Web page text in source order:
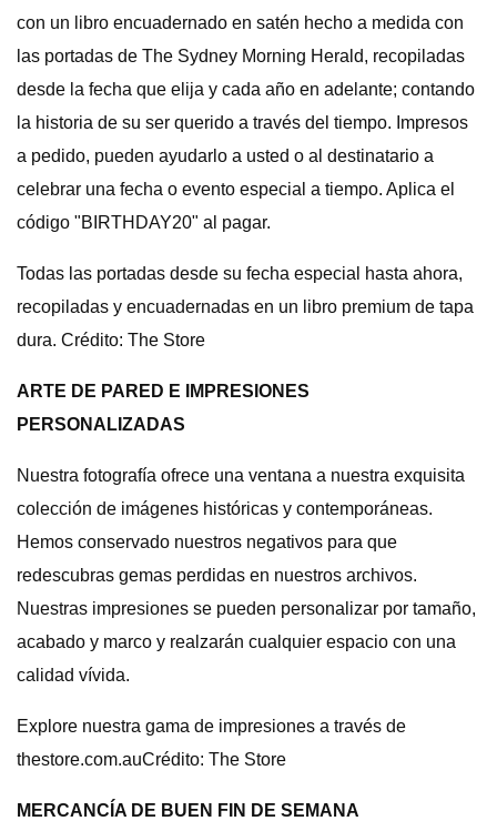
con un libro encuadernado en satén hecho a medida con
las portadas de The Sydney Morning Herald, recopiladas
desde la fecha que elija y cada año en adelante; contando
la historia de su ser querido a través del tiempo. Impresos
a pedido, pueden ayudarlo a usted o al destinatario a
celebrar una fecha o evento especial a tiempo. Aplica el
código "BIRTHDAY20" al pagar.
Todas las portadas desde su fecha especial hasta ahora,
recopiladas y encuadernadas en un libro premium de tapa
dura. Crédito: The Store
ARTE DE PARED E IMPRESIONES
PERSONALIZADAS
Nuestra fotografía ofrece una ventana a nuestra exquisita
colección de imágenes históricas y contemporáneas.
Hemos conservado nuestros negativos para que
redescubras gemas perdidas en nuestros archivos.
Nuestras impresiones se pueden personalizar por tamaño,
acabado y marco y realzarán cualquier espacio con una
calidad vívida.
Explore nuestra gama de impresiones a través de
thestore.com.auCrédito: The Store
MERCANCÍA DE BUEN FIN DE SEMANA